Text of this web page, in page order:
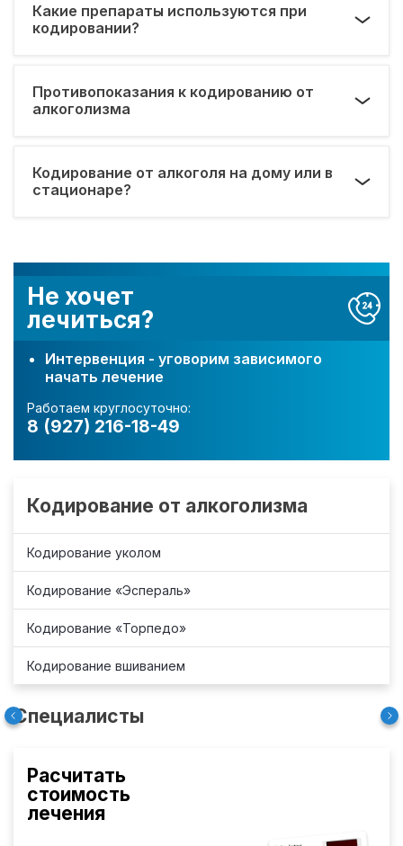
Не хочет
лечиться?
Интервенция - уговорим зависимого
начать лечение
Работаем круглосуточно:
8 (927) 216-18-49
Кодирование от алкоголизма
Кодирование уколом
Кодирование «Эспераль»
Кодирование «Торпедо»
Кодирование вшиванием
Специалисты
Расчитать
стоимость
лечения
Какие препараты используются при
кодировании?
Противопоказания к кодированию от
алкоголизма
Кодирование от алкоголя на дому или в
стационаре?